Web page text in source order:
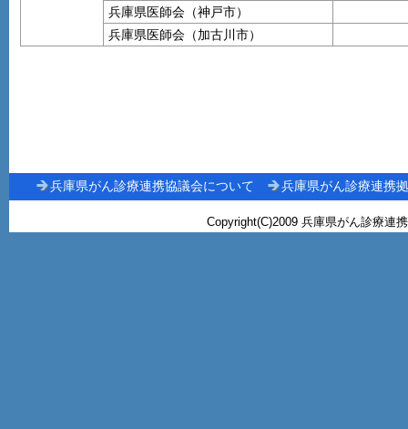
兵庫県医師会（神戸市）
兵庫県医師会（加古川市）
兵庫県がん診療連携協議会について 兵庫県がん診療連携
Copyright(C)2009 兵庫県がん診療連